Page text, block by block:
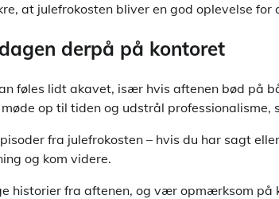
at julefrokosten bliver en god oplevelse for
derpå på kontoret
føles lidt akavet, især hvis aftenen bød på
op til tiden og udstrål professionalisme,
fra julefrokosten – hvis du har sagt
og kom videre.
historier fra aftenen, og vær opmærksom på